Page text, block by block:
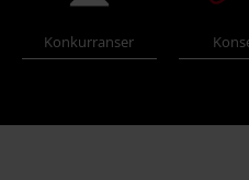
Konkurranser